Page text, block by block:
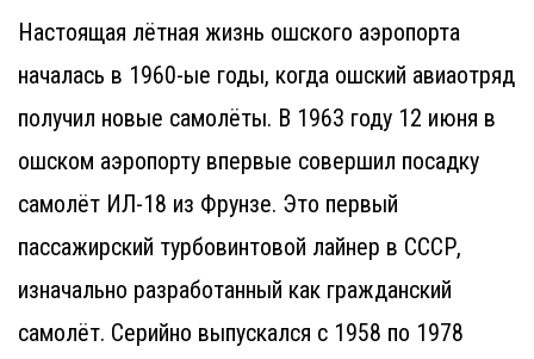
Настоящая лётная жизнь ошского аэропорта
началась в 1960-ые годы, когда ошский авиаотряд
получил новые самолёты. В 1963 году 12 июня в
ошском аэропорту впервые совершил посадку
самолёт ИЛ-18 из Фрунзе. Это первый
пассажирский турбовинтовой лайнер в СССР,
изначально разработанный как гражданский
самолёт. Серийно выпускался с 1958 по 1978